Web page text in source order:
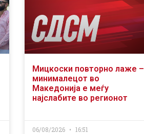
Мицкоски повторно лаже –
минималецот во
Македонија е меѓу
најслабите во регионот
06/08/2026 16:51